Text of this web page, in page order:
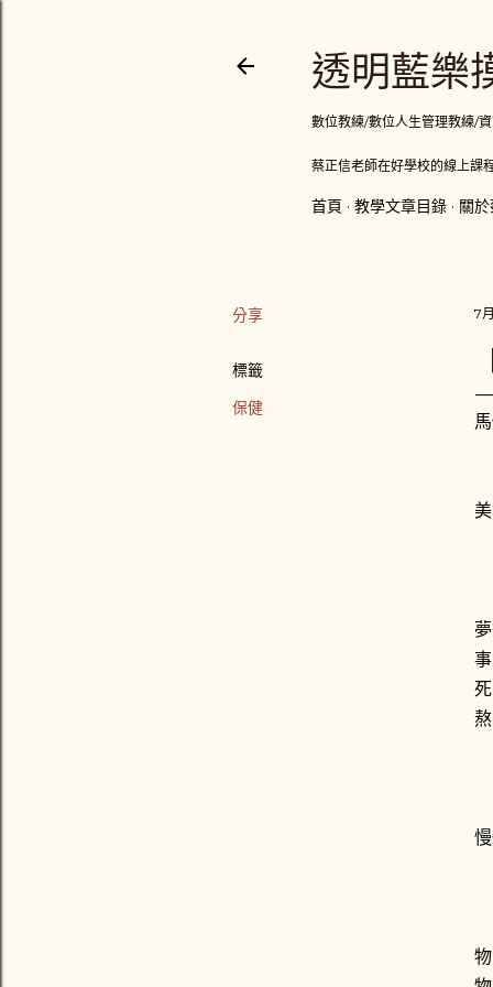
透明藍樂
數位教練/數位人生管理教練/
蔡正信老師在好學校的線上課
首頁 教學文章目錄 關
分享
標籤
保健
7